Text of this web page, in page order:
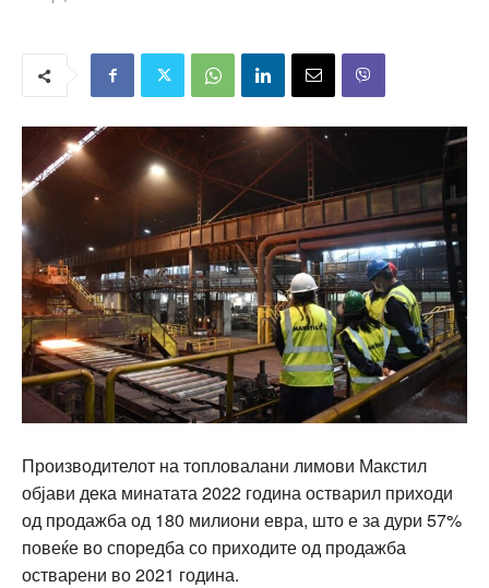
Производителот на топловалани лимови Макстил
објави дека минатата 2022 година остварил приходи
од продажба од 180 милиони евра, што е за дури 57%
повеќе во споредба со приходите од продажба
остварени во 2021 година.